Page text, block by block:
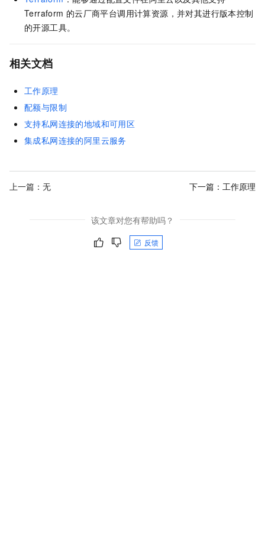
Terraform 的云厂商平台调用计算资源，并对其进行版本控制
的开源工具。
相关文档
工作原理
配额与限制
支持私网连接的地域和可用区
集成私网连接的阿里云服务
上一篇：无 下一篇： 工作原理
该文章对您有帮助吗？
反馈